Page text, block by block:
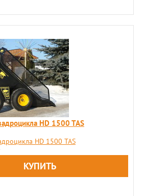
HD 1500 TAS
HD 1500 TAS